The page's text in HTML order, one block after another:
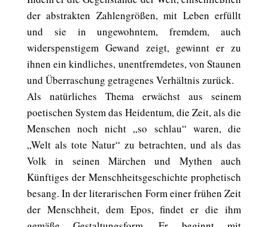
der abstrakten Zahlengrößen, mit Leben erfüllt
und sie in ungewohntem, fremdem, auch
widerspenstigem Gewand zeigt, gewinnt er zu
ihnen ein kindliches, unentfremdetes, von Staunen
und Überraschung getragenes Verhältnis zurück.
Als natürliches Thema erwächst aus seinem
poetischen System das Heidentum, die Zeit, als die
Menschen noch nicht „so schlau“ waren, die
„Welt als tote Natur“ zu betrachten, und als das
Volk in seinen Märchen und Mythen auch
Künftiges der Menschheitsgeschichte prophetisch
besang. In der literarischen Form einer frühen Zeit
der Menschheit, dem Epos, findet er die ihm